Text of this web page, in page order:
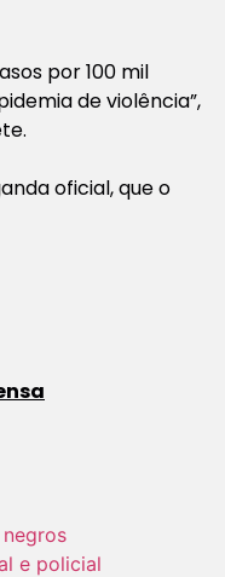
por 100 mil
de violência”,
oficial, que o
e policial